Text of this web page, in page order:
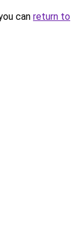
can return to